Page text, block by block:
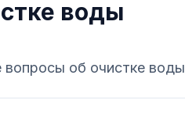
воды
об очистке воды